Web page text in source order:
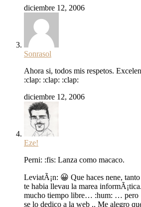
diciembre 12, 2006
Sonrasol
Ahora si, todos mis respetos.
:clap: :clap: :clap:
diciembre 12, 2006
Eze!
Perni: :fis: Lanza como macaco.
LeviatÃ¡n: 😀 Que haces nene,
te habia llevau la marea
mucho tiempo libre… :hum: … pero
se lo dedico a la web .. Me alegro